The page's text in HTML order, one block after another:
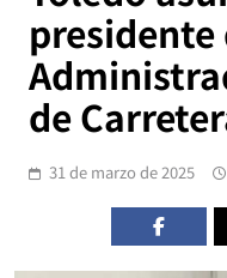
presidente
de
31 de marzo de 2025